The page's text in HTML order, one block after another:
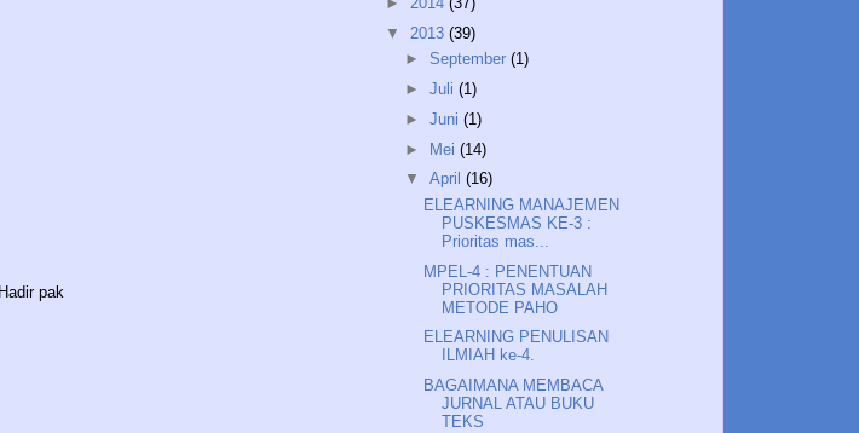
pak
▼ 2013 (39)
► September (1)
► Juli (1)
► Juni (1)
► Mei (14)
▼ April (16)
ELEARNING MANAJEMEN
PUSKESMAS KE-3 :
Prioritas mas...
MPEL-4 : PENENTUAN
PRIORITAS MASALAH
METODE PAHO
ELEARNING PENULISAN
ILMIAH ke-4.
BAGAIMANA MEMBACA
JURNAL ATAU BUKU
TEKS